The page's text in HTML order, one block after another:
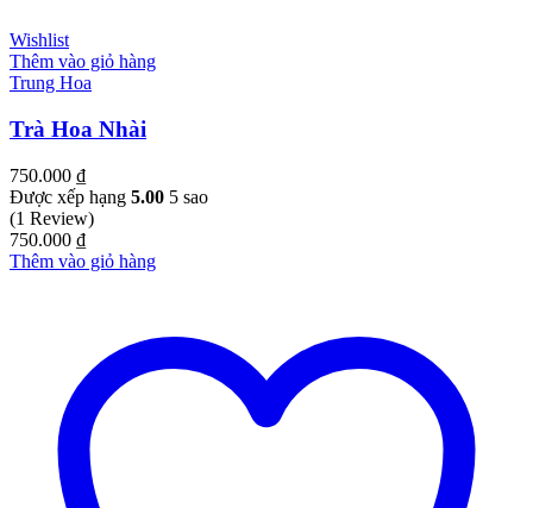
Wishlist
Thêm vào giỏ hàng
Trung Hoa
Trà Hoa Nhài
750.000 ₫
Được xếp hạng 5.00 5 sao
(1 Review)
750.000 ₫
Thêm vào giỏ hàng